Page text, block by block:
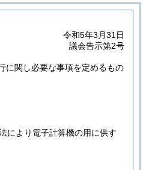
令和5年3月31日
議会告示第2号
に関し必要な事項を定めるもの
により電子計算機の用に供す